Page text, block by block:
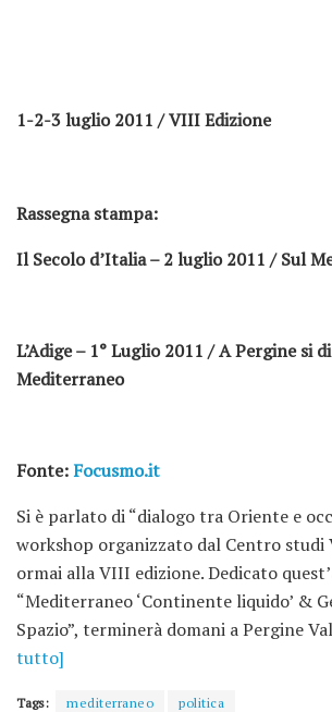
1-2-3 luglio 2011 / VIII Edizione
Rassegna stampa:
Il Secolo d’Italia – 2 luglio 2011 / Sul
L’Adige – 1° Luglio 2011 / A Pergine si
Mediterraneo
Fonte:Focusmo.it
Si è parlato di “dialogo tra Oriente e
workshop organizzato dal Centro studi
ormai alla VIII edizione. Dedicato
“Mediterraneo ‘Continente liquido’ &
Spazio”, terminerà domani a Pergine
tutto]
Tags: mediterraneo politica